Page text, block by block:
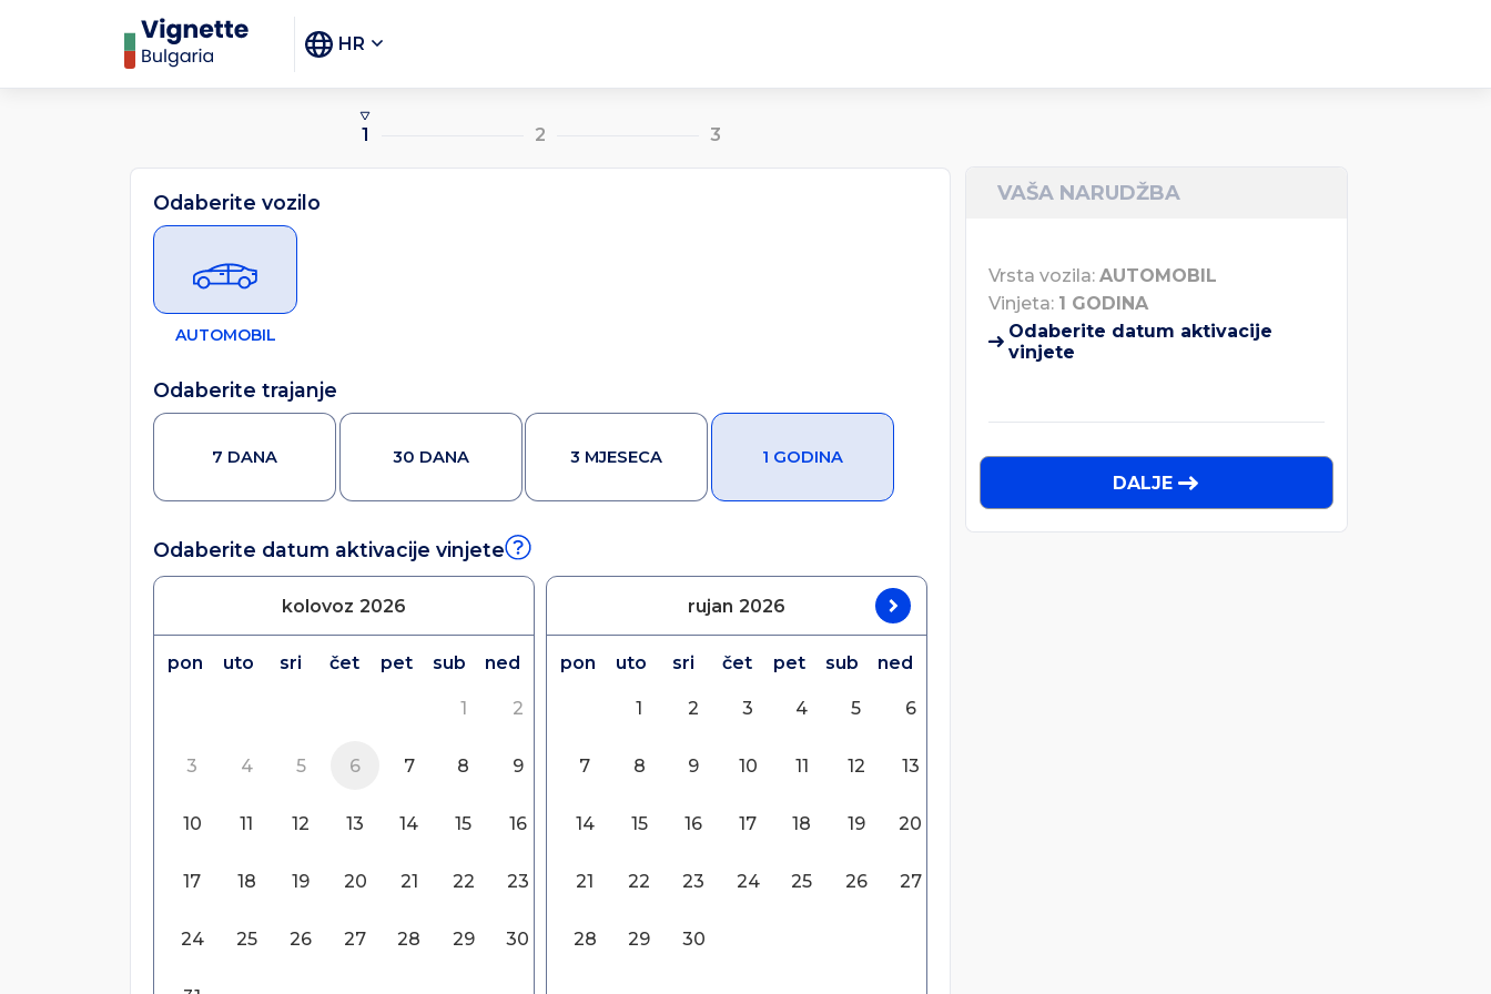
HR
1 2 3
Odaberite vozilo
AUTOMOBIL
Odaberite trajanje
7 DANA 30 DANA 3 MJESECA 1 GODINA
Odaberite datum aktivacije vinjete
kolovoz 2026
pon uto sri čet pet sub ned
1 2
3 4 5 6 7 8 9
10 11 12 13 14 15 16
17 18 19 20 21 22 23
24 25 26 27 28 29 30
rujan 2026
pon uto sri čet pet sub ned
1 2 3 4 5 6
7 8 9 10 11 12 13
14 15 16 17 18 19 20
21 22 23 24 25 26 27
28 29 30
VAŠA NARUDŽBA
Vrsta vozila: AUTOMOBIL
Vinjeta: 1 GODINA
Odaberite datum aktivacije
vinjete
DALJE